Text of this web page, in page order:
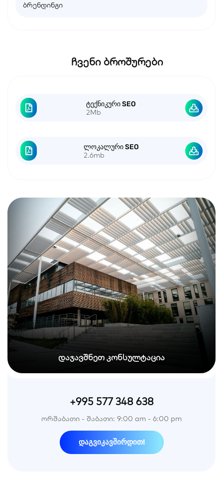
ბრენდინგი
ჩვენი ბროშურები
ტექნიკური SEO
2Mb
ლოკალური SEO
2.6mb
დაჯავშნეთ კონსულტაცია
+995 577 348 638
ორშაბათი - შაბათი: 9:00 am - 6:00 pm
დაგვიკავშირდით!